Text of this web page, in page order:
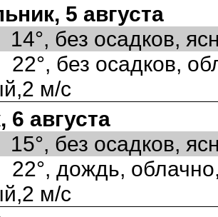
5 августа
без осадков,
без осадков,
м/с
6 августа
без осадков,
дождь,
м/с